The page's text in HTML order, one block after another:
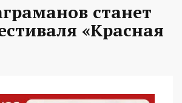
станет
«Красная